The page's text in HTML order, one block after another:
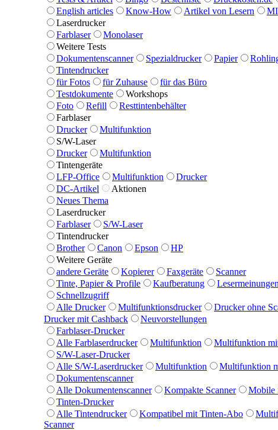
English articles
Know-How Artikel von Lesern
Laserdrucker
Farblaser
Monolaser
Weitere Tests
Dokumentenscanner
Spezialdrucker Papier
Tintendrucker
für Fotos
für Zuhause
für das Büro
Testdokumente
Workshops
Foto
Refill
Resttintenbehälter
Farblaser
Drucker
Multifunktion
S/W-Laser
Drucker
Multifunktion
Tintengeräte
LFP-Office
Multifunktion
Drucker
DC-Artikel
Aktionen
Neues Thema
Laserdrucker
Farblaser
S/W-Laser
Tintendrucker
Brother
Canon Epson
HP
Weitere Geräte
andere Geräte
Kopierer Faxgeräte
Scanner
Tinte, Papier & Profile
Kaufberatung Lesermeinungen
Schnellzugriff
Alle Drucker
Multifunktionsdrucker Drucker ohne
Drucker mit Cashback
Neuvorstellungen
Farblaser-Drucker
Alle Farblaserdrucker
Multifunktion Multifunktion
S/W-Laser-Drucker
Alle S/W-Laserdrucker
Multifunktion Multifunktion
Dokumentenscanner
Alle Dokumentenscanner
Kompakte Scanner Mobile
Tinten-Drucker
Alle Tintendrucker
Kompatibel mit Tinten-Abo
Scanner